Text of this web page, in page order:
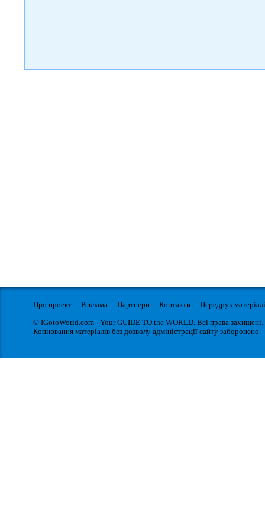
Про проект Реклама Партнери Контакти
Передрук
© IGotoWorld.com - Your GUIDE TO the WORLD. Всі права захищені.
Копіювання матеріалів без дозволу адміністрації сайту заборонено.